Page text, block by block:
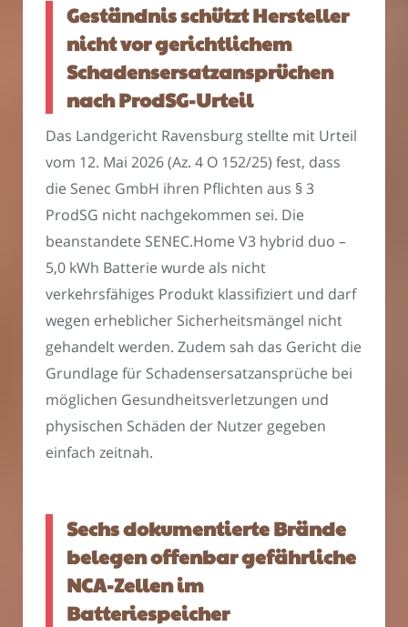
Geständnis schützt Hersteller
nicht vor gerichtlichem
Schadensersatzansprüchen
nach ProdSG-Urteil
Das Landgericht Ravensburg stellte mit Urteil
vom 12. Mai 2026 (Az. 4 O 152/25) fest, dass
die Senec GmbH ihren Pflichten aus § 3
ProdSG nicht nachgekommen sei. Die
beanstandete SENEC.Home V3 hybrid duo –
5,0 kWh Batterie wurde als nicht
verkehrsfähiges Produkt klassifiziert und darf
wegen erheblicher Sicherheitsmängel nicht
gehandelt werden. Zudem sah das Gericht die
Grundlage für Schadensersatzansprüche bei
möglichen Gesundheitsverletzungen und
physischen Schäden der Nutzer gegeben
einfach zeitnah.
Sechs dokumentierte Brände
belegen offenbar gefährliche
NCA-Zellen im
Batteriespeicher